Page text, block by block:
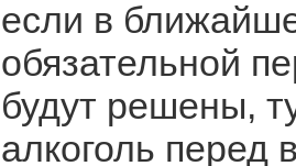
если в
обязательной
будут решены,
алкоголь перед